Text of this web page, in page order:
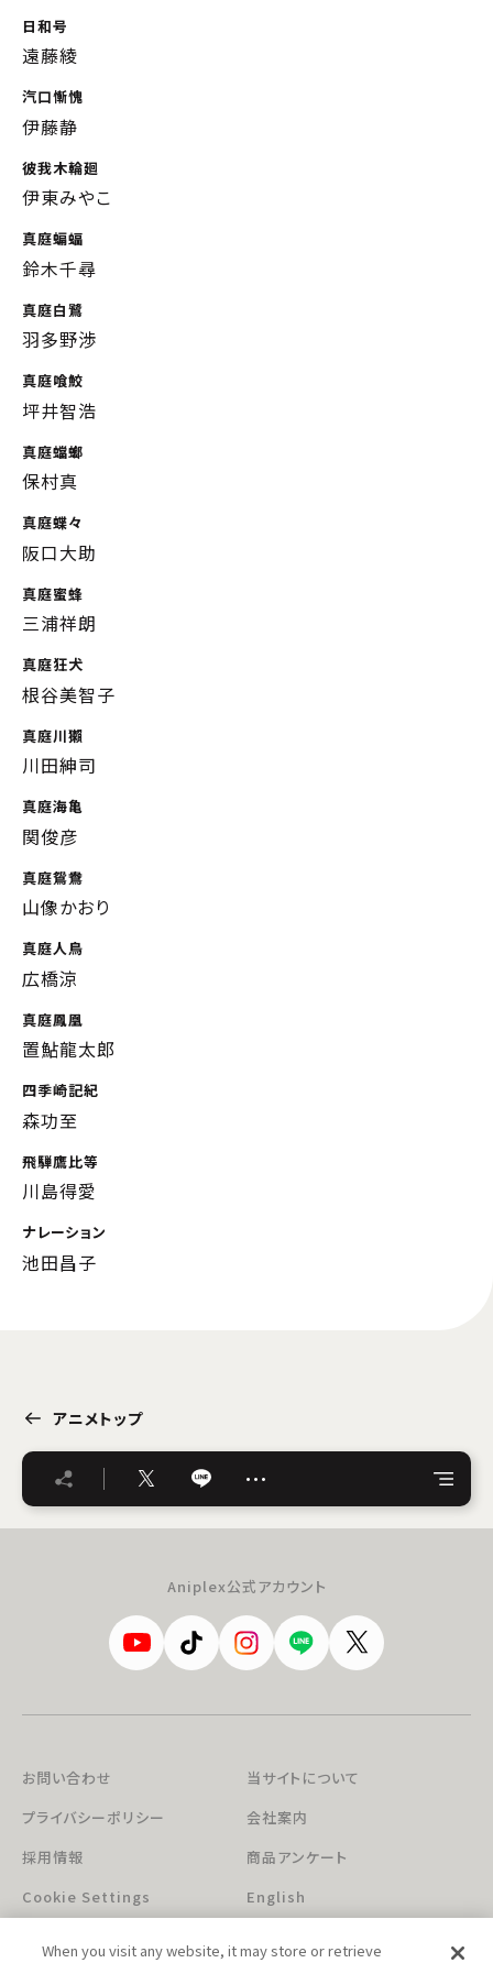
日和号
遠藤綾
汽口慚愧
伊藤静
彼我木輪廻
伊東みやこ
真庭蝙蝠
鈴木千尋
真庭白鷺
羽多野渉
真庭喰鮫
坪井智浩
真庭蟷螂
保村真
真庭蝶々
阪口大助
真庭蜜蜂
三浦祥朗
真庭狂犬
根谷美智子
真庭川獺
川田紳司
真庭海亀
関俊彦
真庭鴛鴦
山像かおり
真庭人鳥
広橋涼
真庭鳳凰
置鮎龍太郎
四季崎記紀
森功至
飛騨鷹比等
川島得愛
ナレーション
池田昌子
アニメトップ
…
Aniplex公式アカウント
お問い合わせ
当サイトについて
プライバシーポリシー
会社案内
採用情報
商品アンケート
Cookie Settings
English
When you visit any website, it may store or retrieve